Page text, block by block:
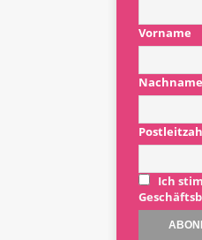
Vorname
Nachname
Ich